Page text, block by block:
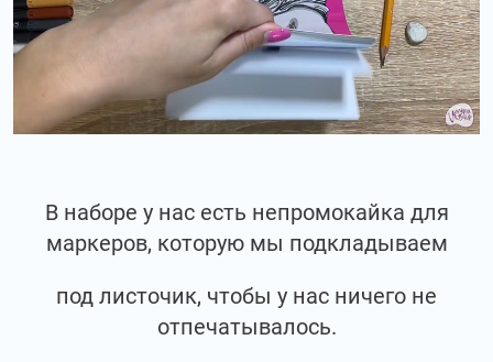
В наборе у нас есть непромокайка для
маркеров, которую мы подкладываем
под листочик, чтобы у нас ничего не
отпечатывалось.